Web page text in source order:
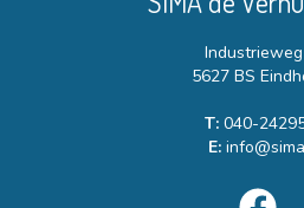
5627 BS
T: 040-
E: